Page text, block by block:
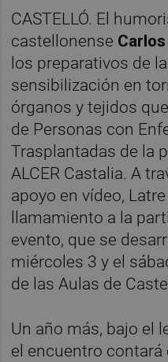
CASTELLÓ. El
castellonense
los preparativos de
sensibilización en
órganos y tejidos
de Personas con
Trasplantadas de la
ALCER Castalia. A
apoyo en vídeo,
llamamiento a la
evento, que se
miércoles 3 y el
de las Aulas de
Un año más, bajo el
el encuentro